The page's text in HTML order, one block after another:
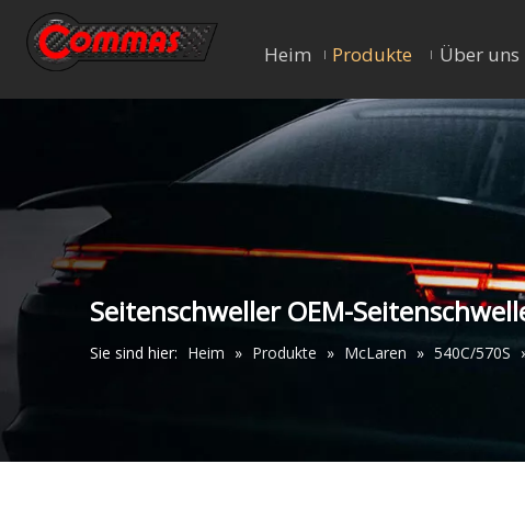
Heim Produkte Über uns
Seitenschweller OEM-
Sie sind hier: Heim » Produkte » McLaren » 540C/570S